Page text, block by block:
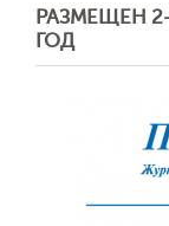
РАЗМЕЩЕН
ГОД